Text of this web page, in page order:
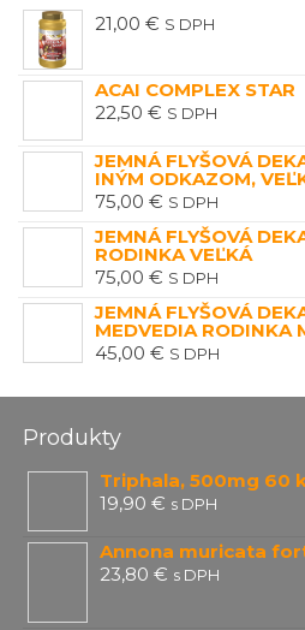
21,00 € S DPH
ACAI COMPLEX STAR
22,50 € S DPH
JEMNÁ FLYŠOVÁ
INÝM ODKAZOM,
75,00 € S DPH
JEMNÁ FLYŠOVÁ
RODINKA VEĽKÁ
75,00 € S DPH
JEMNÁ FLYŠOVÁ
MEDVEDIA RODINKA
45,00 € S DPH
Produkty
Triphala, 500mg 60
19,90€ s DPH
Annona muricata
23,80€ s DPH